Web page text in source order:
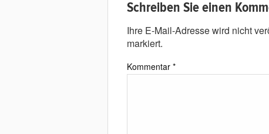
Schreiben Sie einen
Ihre E-Mail-Adresse wird nicht
markiert.
Kommentar *